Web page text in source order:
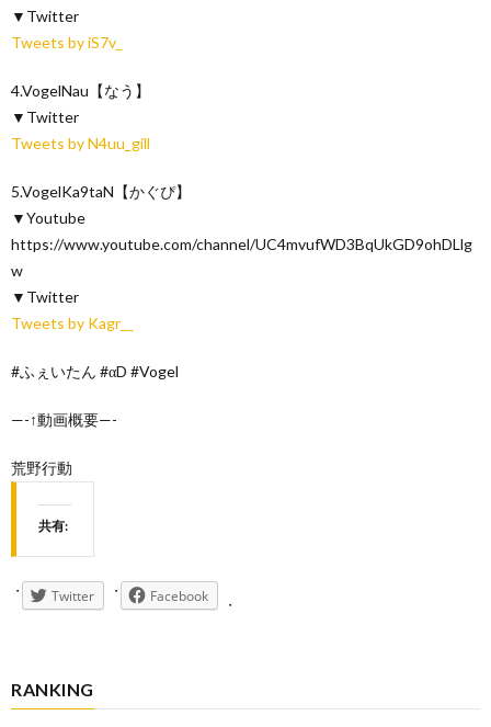
▼Twitter
Tweets by iS7v_
4.VogelNau【なう】
▼Twitter
Tweets by N4uu_gill
5.VogelKa9taN【かぐぴ】
▼Youtube
https://www.youtube.com/channel/UC4mvufWD3BqUkGD9ohDLlg
w
▼Twitter
Tweets by Kagr__
#ふぇいたん #αD #Vogel
—-↑動画概要—-
荒野行動
共有:
Twitter Facebook
RANKING